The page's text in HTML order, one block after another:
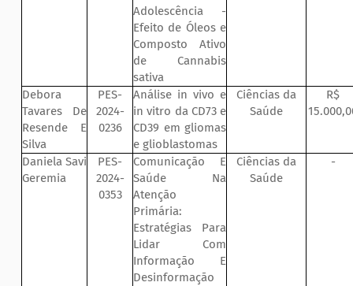
Adolescência -
Efeito de Óleos e
Composto Ativo
de Cannabis
sativa
Debora
Tavares De
Resende E
Silva
PES-
2024-
0236
Análise in vivo e
in vitro da CD73 e
CD39 em gliomas
e glioblastomas
Ciências da
Saúde
R$
Daniela Savi
Geremia
PES-
2024-
0353
Comunicação E
Saúde Na
Atenção
Primária:
Estratégias Para
Lidar Com
Informação E
Desinformação
Ciências da
Saúde
-